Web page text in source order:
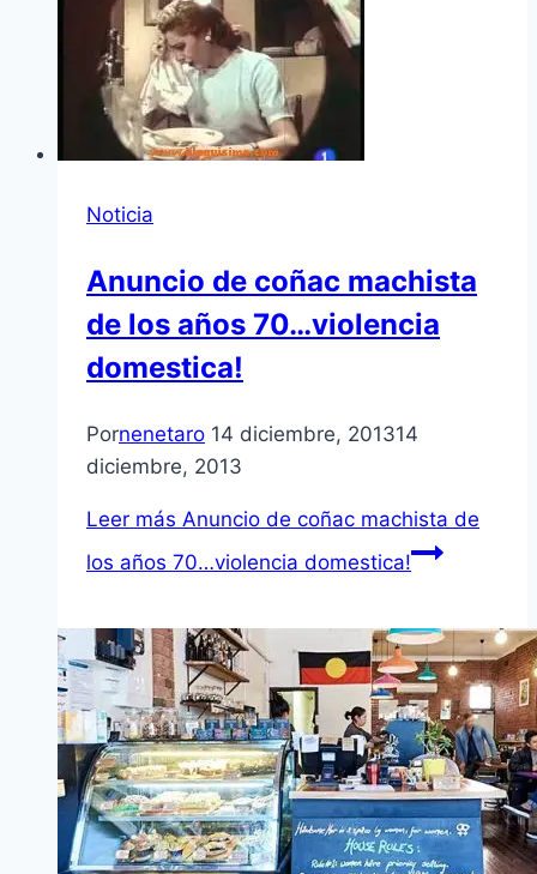
Noticia
Anuncio de coñac machista
de los años 70…violencia
domestica!
Pornenetaro 14 diciembre, 201314
diciembre, 2013
Leer más Anuncio de coñac machista de
los años 70…violencia domestica!